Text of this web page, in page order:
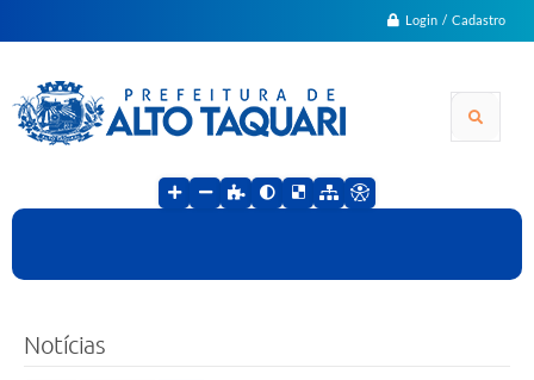
Login / Cadastro
Notícias